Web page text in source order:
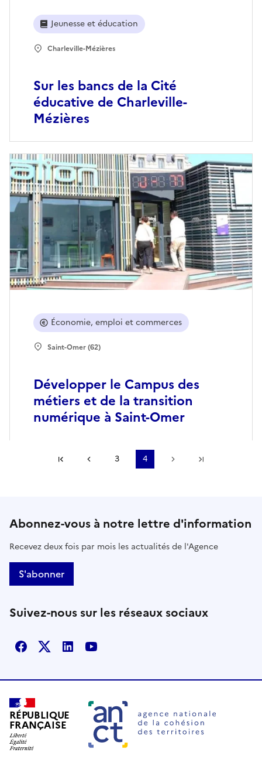
Sur les bancs de la Cité
éducative de Charleville-
Mézières
Jeunesse et éducation
Charleville-Mézières
Développer le Campus des
métiers et de la transition
numérique à Saint-Omer
Économie, emploi et commerces
Saint-Omer (62)
Première pagePage précédente
3 4 Page suivante
Abonnez-vous à notre lettre d'information
Recevez deux fois par mois les actualités de l'Agence
S'abonner
Suivez-nous sur les réseaux sociaux
Facebook
X LinkedinYoutube
RÉPUBLIQUE
FRANÇAISE